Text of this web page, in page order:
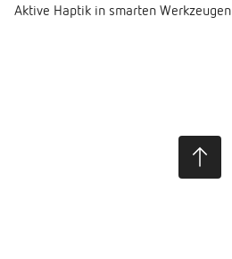
Aktive Haptik in smarten Werkzeugen